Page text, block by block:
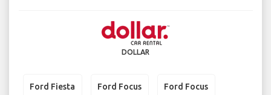
DOLLAR
Ford Fiesta Ford Focus Ford Focus